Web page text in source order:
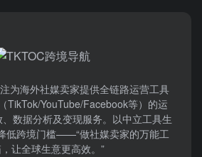
为海外社媒卖家提供全链路运营工具
TikTok/YouTube/Facebook等）​的运
数据分析及变现服务。以中立工具生
低跨境门槛——“做社媒卖家的万能工
让全球生意更高效。”